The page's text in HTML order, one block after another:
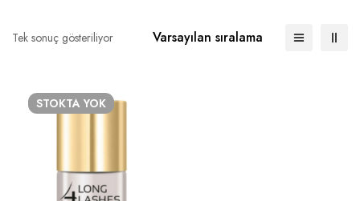
Tek sonuç gösteriliyor Varsayılan sıralama
STOKTA YOK